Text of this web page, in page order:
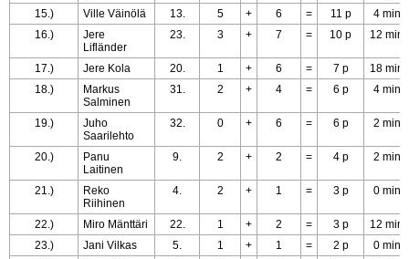
15.)
Ville Väinölä 13. 5 + 6 = 11 p
4 min
16.)
Jere
Lifländer
23. 3 + 7 = 10 p 12 min
17.) Jere Kola 20. 1 + 6 = 7 p
18 min
18.)
Markus
Salminen
31. 2 + 4 = 6 p 4 min
19.)
Juho
Saarilehto
32. 0 + 6 = 6 p 2 min
20.)
Panu
Laitinen
9. 2 + 2 = 4 p 2 min
21.)
Reko
Riihinen
4. 2 + 1 = 3 p 0 min
22.) Miro Mänttäri 22. 1 + 2 = 3 p
12 min
23.)
Jani Vilkas 5. 1 + 1 = 2 p
0 min